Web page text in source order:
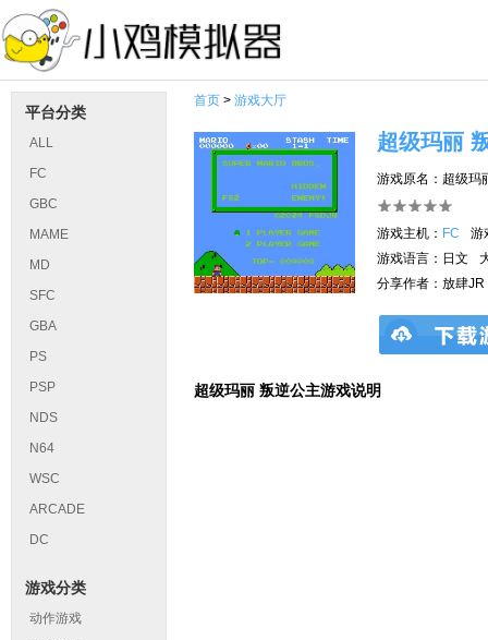
平台分类
ALL
FC
GBC
MAME
MD
SFC
GBA
PS
PSP
NDS
N64
WSC
ARCADE
DC
游戏分类
动作游戏
首页 > 游戏大厅
超级玛丽
游戏原名：超级玛
游戏主机： FC
游
游戏语言：日文
分享作者：放肆JR
超级玛丽 叛逆公主游戏说明